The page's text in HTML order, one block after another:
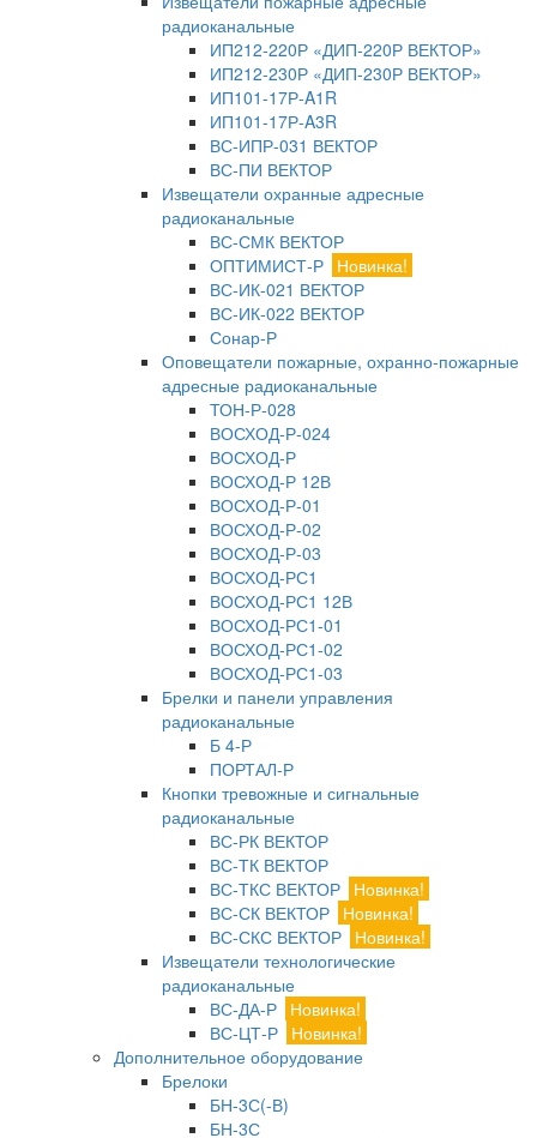
радиоканальные
ИП212-220Р «ДИП-220Р ВЕКТОР»
ИП212-230Р «ДИП-230Р ВЕКТОР»
ИП101-17Р-A1R
ИП101-17Р-A3R
ВС-ИПР-031 ВЕКТОР
ВС-ПИ ВЕКТОР
Извещатели охранные адресные
радиоканальные
ВС-СМК ВЕКТОР
ОПТИМИСТ-Р Новинка!
ВС-ИК-021 ВЕКТОР
ВС-ИК-022 ВЕКТОР
Сонар-Р
Оповещатели пожарные, охранно-пожарные
адресные радиоканальные
ТОН-Р-028
ВОСХОД-Р-024
ВОСХОД-Р
ВОСХОД-Р 12В
ВОСХОД-Р-01
ВОСХОД-Р-02
ВОСХОД-Р-03
ВОСХОД-РС1
ВОСХОД-РС1 12В
ВОСХОД-РС1-01
ВОСХОД-РС1-02
ВОСХОД-РС1-03
Брелки и панели управления
радиоканальные
Б 4-Р
ПОРТАЛ-Р
Кнопки тревожные и сигнальные
радиоканальные
ВС-РК ВЕКТОР
ВС-ТК ВЕКТОР
ВС-ТКС ВЕКТОР Новинка!
ВС-СК ВЕКТОР Новинка!
ВС-СКС ВЕКТОР Новинка!
Извещатели технологические
радиоканальные
ВС-ДА-Р Новинка!
ВС-ЦТ-Р Новинка!
Дополнительное оборудование
Брелоки
БН-3С(-В)
БН-3С